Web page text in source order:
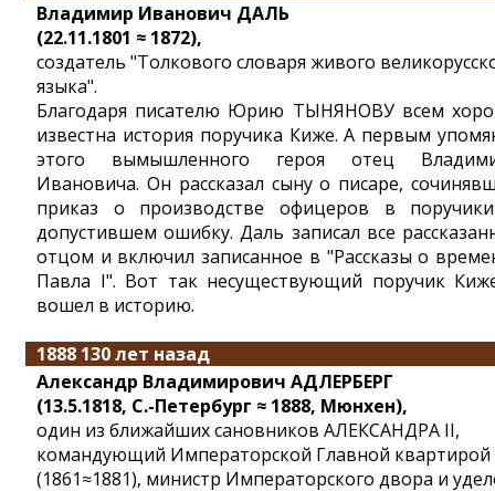
Владимир Иванович ДАЛЬ
(22.11.1801 ≈ 1872),
создатель "Толкового словаря живого
языка".
Благодаря писателю Юрию ТЫНЯНОВУ всем
известна история поручика Киже. А первым
этого вымышленного героя отец
Ивановича. Он рассказал сыну о писаре,
приказ о производстве офицеров в
допустившем ошибку. Даль записал все
отцом и включил записанное в "Рассказы о
Павла I". Вот так несуществующий поручик
вошел в историю.
1888 130 лет назад
Александр Владимирович АДЛЕРБЕРГ
(13.5.1818, С.-Петербург ≈ 1888, Мюнхен),
один из ближайших сановников АЛЕКСАНДРА II,
командующий Императорской Главной квартирой
(1861≈1881), министр Императорского двора и